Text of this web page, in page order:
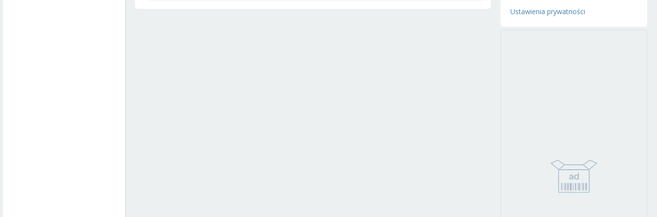
Ustawienia prywatności